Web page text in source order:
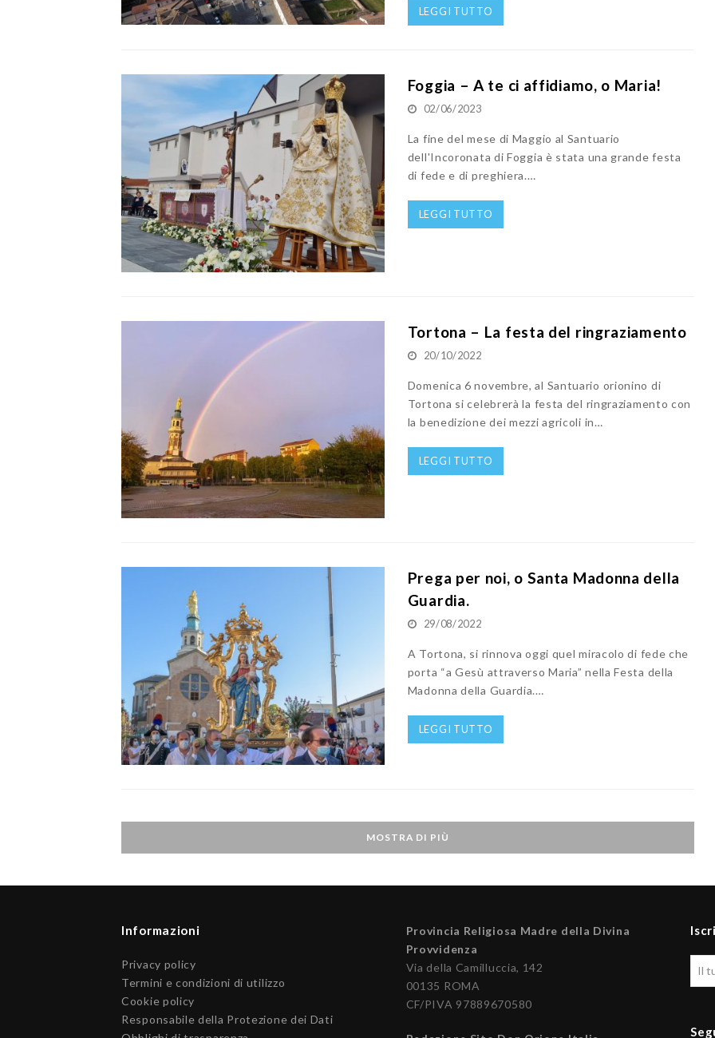
LEGGI TUTTO
Foggia – A te ci affidiamo, o Maria!
02/06/2023
La fine del mese di Maggio al Santuario
dell'Incoronata di Foggia è stata una grande festa
di fede e di preghiera.…
LEGGI TUTTO
Tortona – La festa del ringraziamento
20/10/2022
Domenica 6 novembre, al Santuario orionino di
Tortona si celebrerà la festa del ringraziamento con
la benedizione dei mezzi agricoli in…
LEGGI TUTTO
Prega per noi, o Santa Madonna della
Guardia.
29/08/2022
A Tortona, si rinnova oggi quel miracolo di fede che
porta “a Gesù attraverso Maria” nella Festa della
Madonna della Guardia.…
LEGGI TUTTO
MOSTRA DI PIÙ
Informazioni
Privacy policy
Termini e condizioni di utilizzo
Cookie policy
Responsabile della Protezione dei Dati
Provincia Religiosa Madre della Divina
Provvidenza
Via della Camilluccia, 142
00135 ROMA
CF/PIVA 97889670580